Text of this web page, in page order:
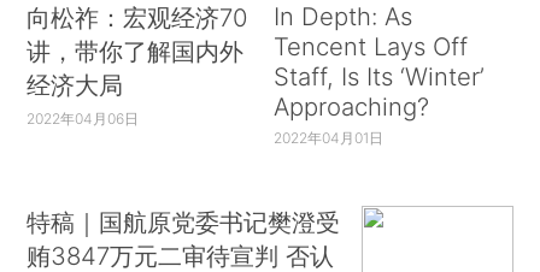
向松祚：宏观经济70
讲，带你了解国内外
经济大局
2022年04月06日
In Depth: As
Tencent Lays Off
Staff, Is Its ‘Winter’
Approaching?
2022年04月01日
特稿｜国航原党委书记樊澄受
贿3847万元二审待宣判 否认